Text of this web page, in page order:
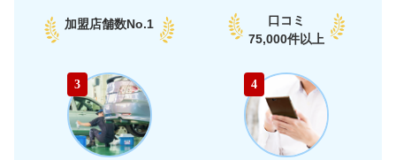
加盟店舗数No.1
口コミ
75,000件以上
3 4